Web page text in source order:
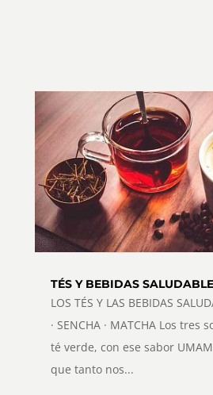
TÉS Y BEBIDAS
LOS TÉS Y LAS BEBIDAS
· SENCHA · MATCHA Los tres
té verde, con ese sabor
que tanto nos...